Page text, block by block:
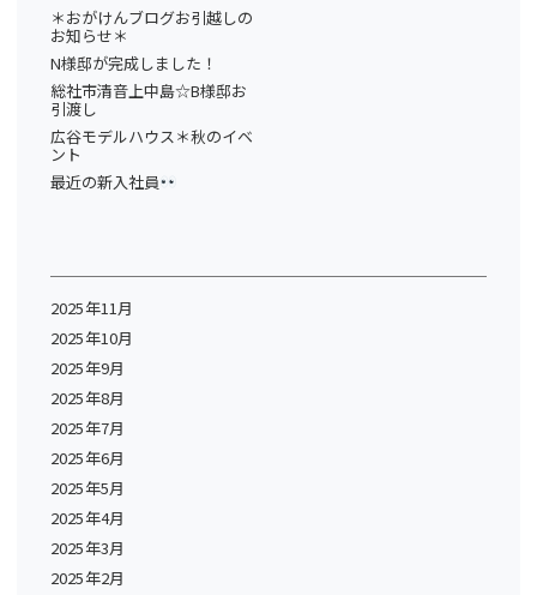
＊おがけんブログお引越しの
お知らせ＊
N様邸が完成しました！
総社市清音上中島☆B様邸お
引渡し
広谷モデルハウス＊秋のイベ
ント
最近の新入社員
2025年11月
2025年10月
2025年9月
2025年8月
2025年7月
2025年6月
2025年5月
2025年4月
2025年3月
2025年2月